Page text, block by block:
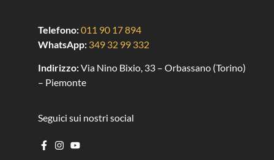
Telefono:011 90 17 894
WhatsApp: 349 32 99 332
Indirizzo:Via Nino Bixio, 33 – Orbassano (Torino)
– Piemonte
Seguici sui nostri social